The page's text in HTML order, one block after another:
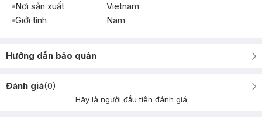
Nơi sản xuất
Vietnam
Giới tính
Nam
Hướng dẫn bảo quản
Đánh giá(0)
Hãy là người đầu tiên đánh giá